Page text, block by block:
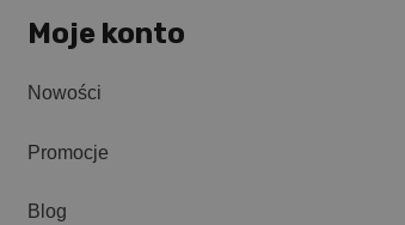
Moje konto
Nowości
Promocje
Blog